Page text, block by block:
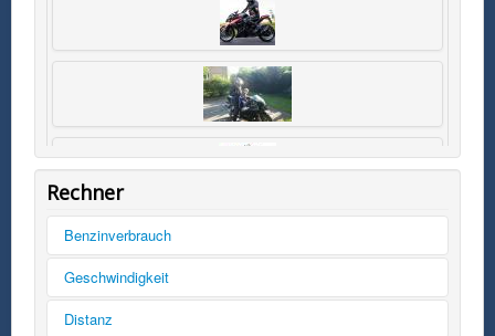
Rechner
Benzinverbrauch
Tankinhalt
Geschwindigkeit
km/h
Distanz